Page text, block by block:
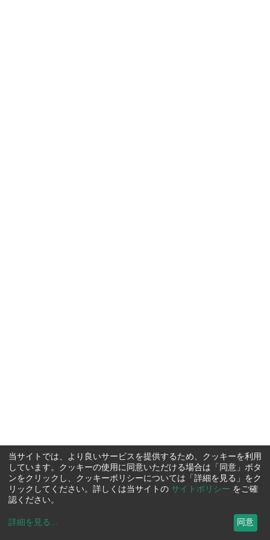
当サイトでは、より良いサービスを提供するため、クッキーを利用
しています。クッキーの使用に同意いただける場合は「同意」ボタ
ンをクリックし、クッキーポリシーについては「詳細を見る」をク
リックしてください。詳しくは当サイトの サイトポリシー をご確
認ください。
詳細を見る ... 同意